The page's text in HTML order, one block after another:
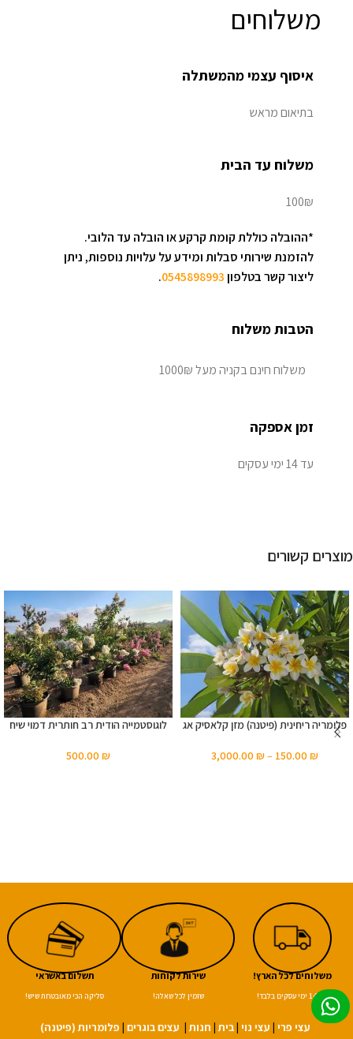
משלוחים
איסוף עצמי מהמשתלה
בתיאום מראש
משלוח עד הבית
100₪
*ההובלה כוללת קומת קרקע או הובלה עד הלובי.
להזמנת שירותי סבלות ומידע על עלויות נוספות, ניתן
ליצור קשר בטלפון0545898993
.
הטבות משלוח
משלוח חינם בקניה מעל 1000₪
זמן אספקה
עד 14 ימי עסקים
מוצרים קשורים
פלומריה ריחינית (פיטנה) מזן קלאסיק אג
150.00₪
–
3,000.00₪
לוגוסטמייה הודית רב חותרית דמוי שיח
500.00₪
משלוחים לכל הארץ!
עד 14 ימי עסקים בלבד!
שירות לקוחות
שזמין לכל שאלה!
תשלום באשראי
סליקה הכי מאובטחת שיש!
עצי פרי | עצי נוי |בית| חנות| עצים בוגרים | פלומריות (פיטנה)